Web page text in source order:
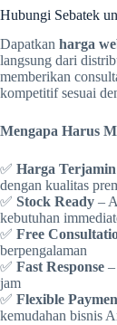
Hubungi Sebatek
Dapatkan harga
langsung dari
memberikan
kompetitif sesuai
Mengapa Harus
✅ Harga
dengan kualitas
✅ Stock Ready –
kebutuhan
✅ Free
berpengalaman
✅ Fast Response
jam
✅ Flexible
kemudahan bisnis